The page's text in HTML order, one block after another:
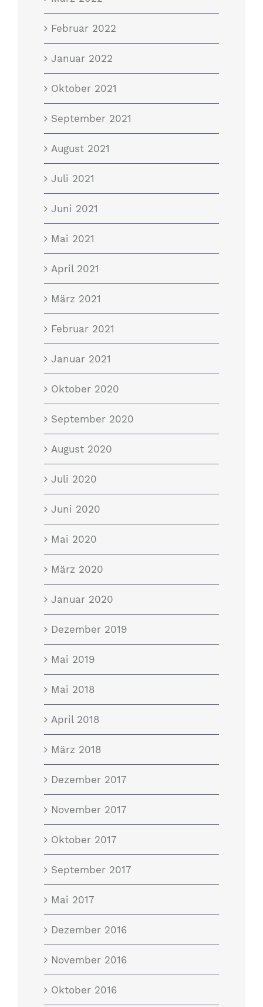
Februar 2022
Januar 2022
Oktober 2021
September 2021
August 2021
Juli 2021
Juni 2021
Mai 2021
April 2021
März 2021
Februar 2021
Januar 2021
Oktober 2020
September 2020
August 2020
Juli 2020
Juni 2020
Mai 2020
März 2020
Januar 2020
Dezember 2019
Mai 2019
Mai 2018
April 2018
März 2018
Dezember 2017
November 2017
Oktober 2017
September 2017
Mai 2017
Dezember 2016
November 2016
Oktober 2016